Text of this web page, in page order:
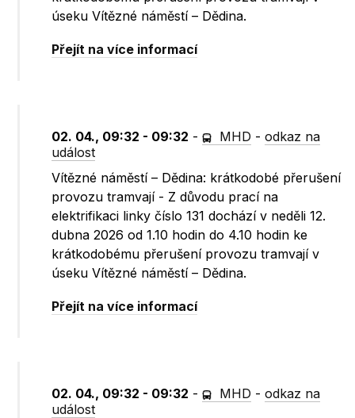
úseku Vítězné náměstí – Dědina.
Přejít na více informací
02. 04., 09:32 - 09:32 - MHD -odkaz na
událost
Vítězné náměstí – Dědina: krátkodobé přerušení
provozu tramvají - Z důvodu prací na
elektrifikaci linky číslo 131 dochází v neděli 12.
dubna 2026 od 1.10 hodin do 4.10 hodin ke
krátkodobému přerušení provozu tramvají v
úseku Vítězné náměstí – Dědina.
Přejít na více informací
02. 04., 09:32 - 09:32 - MHD -odkaz na
událost